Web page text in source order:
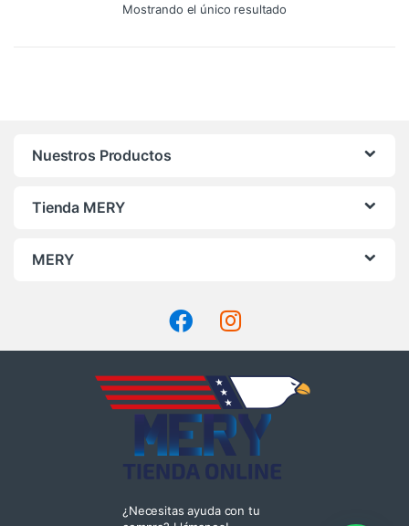
Mostrando el único resultado
Nuestros Productos
Tienda MERY
MERY
¿Necesitas ayuda con tu